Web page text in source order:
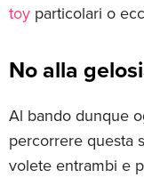
toy particolari o
No alla
Al bando dunque
percorrere questa
volete entrambi e